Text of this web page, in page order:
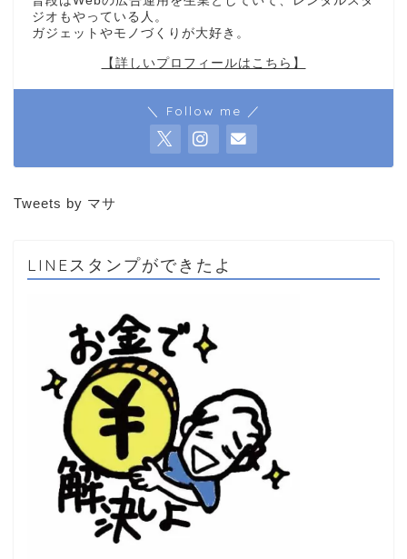
ジオもやっている人。
ガジェットやモノづくりが大好き。
【詳しいプロフィールはこちら】
＼ Follow me ／
Tweets by マサ
LINEスタンプができたよ